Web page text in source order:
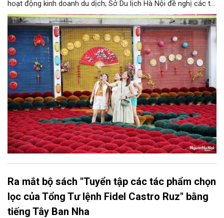
hoạt động kinh doanh du dịch; Sở Du lịch Hà Nội đề nghị các tổ
chức, đơn vị, doanh nghiệp kinh doanh dịch vụ lữ hành trên địa
bàn thành phố thực hiện một số nội dung quan trọng. Qua đó
góp phần thực hiện thắng lợi các mục tiêu phát triển du lịch Hà
Nội năm 2026 và giai đoạn tiếp theo.
Ra mắt bộ sách "Tuyển tập các tác phẩm chọn
lọc của Tổng Tư lệnh Fidel Castro Ruz" bằng
tiếng Tây Ban Nha